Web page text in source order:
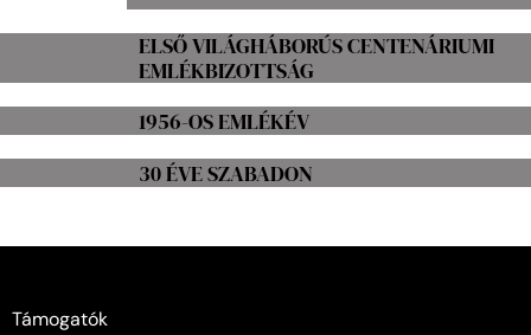
ELSŐ VILÁGHÁBORÚS CENTENÁRIUMI
EMLÉKBIZOTTSÁG
1956-OS EMLÉKÉV
30 ÉVE SZABADON
Támogatók